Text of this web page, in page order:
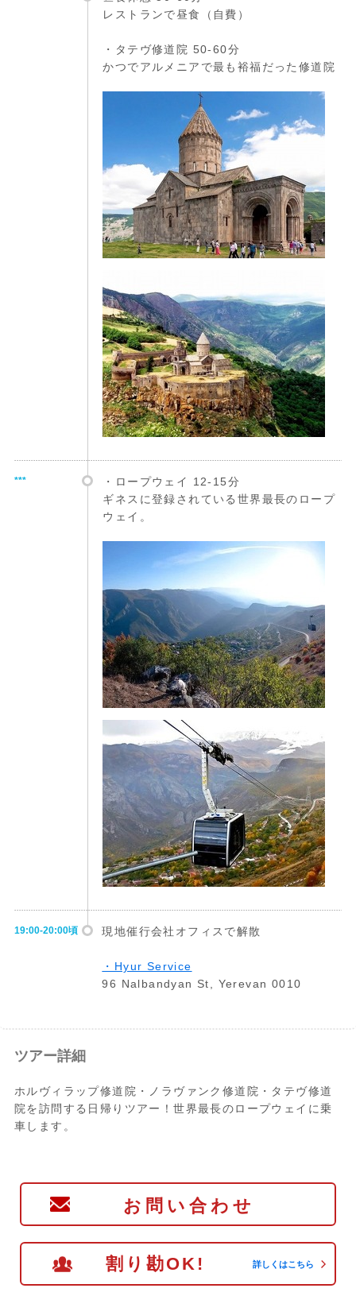
レストランで昼食（自費）
・タテヴ修道院 50-60分
かつでアルメニアで最も裕福だった修道院
***
・ロープウェイ 12-15分
ギネスに登録されている世界最長のロープ
ウェイ。
19:00-20:00頃 現地催行会社オフィスで解散
・Hyur Service
96 Nalbandyan St, Yerevan 0010
ツアー詳細
ホルヴィラップ修道院・ノラヴァンク修道院・タテヴ修道
院を訪問する日帰りツアー！世界最長のロープウェイに乗
車します。
お問い合わせ
割り勘OK! 詳しくはこちら